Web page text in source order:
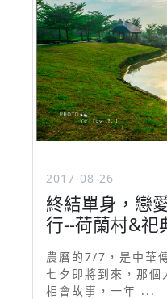
2017-08-26
終結單身，戀
行--荷蘭村&祀
農曆的7/7，是中華
七夕即將到來，那個
相會故事，一年 ...